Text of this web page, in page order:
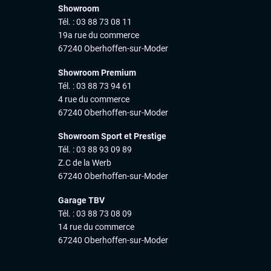
Showroom
Tél. : 03 88 73 08 11
19a rue du commerce
67240 Oberhoffen-sur-Moder
Showroom Premium
Tél. : 03 88 73 94 61
4 rue du commerce
67240 Oberhoffen-sur-Moder
Showroom Sport et Prestige
Tél. : 03 88 93 09 89
Z.C de la Werb
67240 Oberhoffen-sur-Moder
Garage TBV
Tél. : 03 88 73 08 09
14 rue du commerce
67240 Oberhoffen-sur-Moder